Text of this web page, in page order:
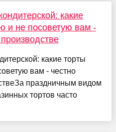
какие
и не посоветую вам -
какие торты
вам - честно
праздничным видом
тортов часто